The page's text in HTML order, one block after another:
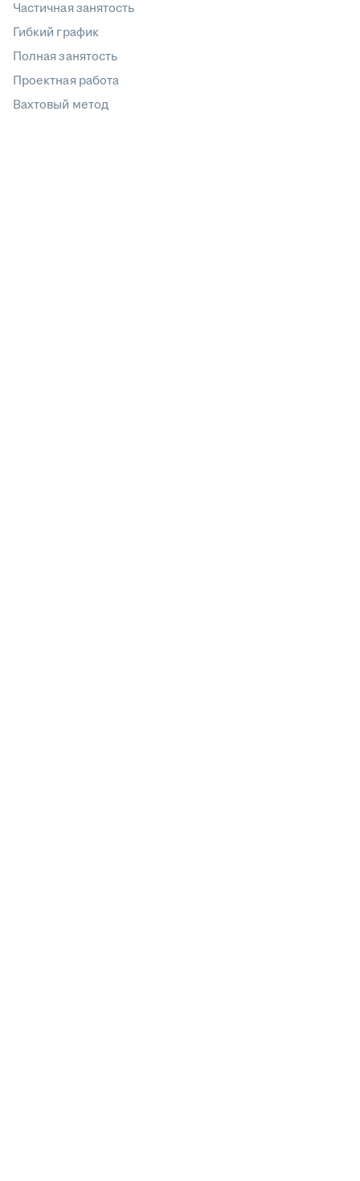
Частичная занятость
Гибкий график
Полная занятость
Проектная работа
Вахтовый метод